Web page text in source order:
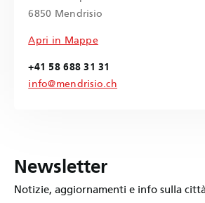
6850 Mendrisio
Apri in Mappe
+41 58 688 31 31
info@mendrisio.ch
Newsletter
Notizie, aggiornamenti e info sulla